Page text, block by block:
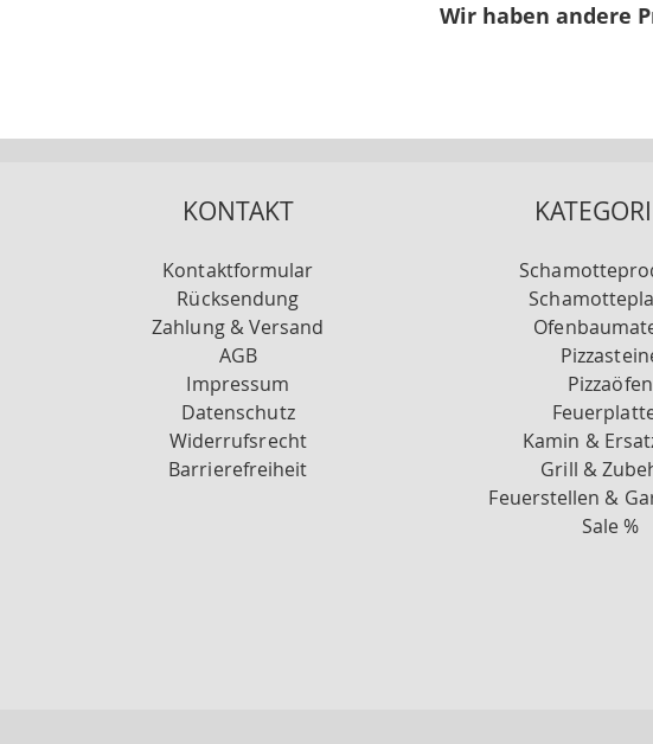
Wir haben andere
KONTAKT
Kontaktformular
Rücksendung
Zahlung & Versand
AGB
Impressum
Datenschutz
Widerrufsrecht
Barrierefreiheit
Pizzaöfen
Kamin &
Grill &
Feuerstellen &
Sale %